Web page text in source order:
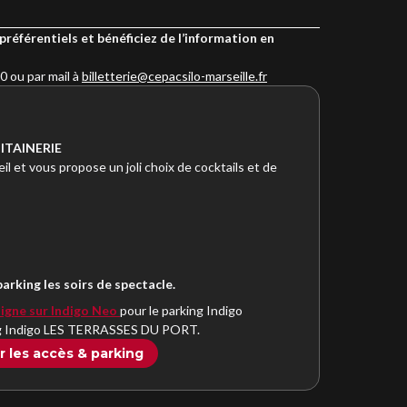
et bénéficiez de l’information en
ou par mail à billetterie@cepacsilo-marseille.fr
et vous propose un joli choix de cocktails et de
les soirs de spectacle.
sur Indigo Neo pour le parking Indigo
LES TERRASSES DU PORT.
les accès & parking